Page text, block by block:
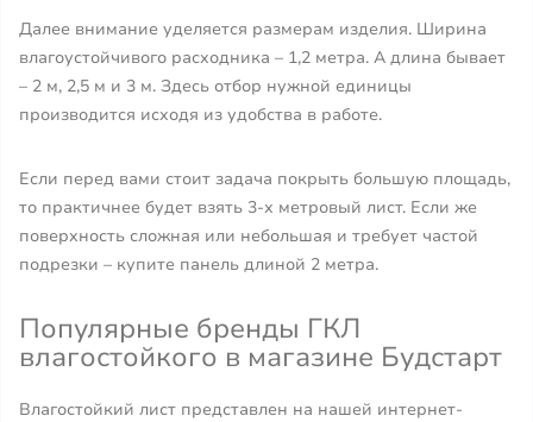
Далее внимание уделяется размерам изделия. Ширина
влагоустойчивого расходника – 1,2 метра. А длина бывает
– 2 м, 2,5 м и 3 м. Здесь отбор нужной единицы
производится исходя из удобства в работе.
Если перед вами стоит задача покрыть большую площадь,
то практичнее будет взять 3-х метровый лист. Если же
поверхность сложная или небольшая и требует частой
подрезки – купите панель длиной 2 метра.
Популярные бренды ГКЛ
влагостойкого в магазине Будстарт
Влагостойкий лист представлен на нашей интернет-